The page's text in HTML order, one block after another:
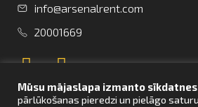
+37120001669
Lietuva Latvija
info@arsenalrent.com
20001669
Mūsu mājaslapa izmanto
pārlūkošanas pieredzi un pielāgo